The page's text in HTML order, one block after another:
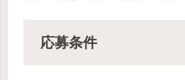
応募条件